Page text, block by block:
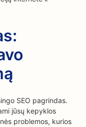
SEO pagrindas.
jūsų kepyklos
problemos, kurios